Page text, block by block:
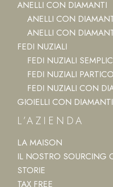
ANELLI CON DIAMANTI
ANELLI CON
ANELLI CON
FEDI NUZIALI
FEDI NUZIALI
FEDI NUZIALI
FEDI NUZIALI CON
GIOIELLI CON DIAMANTI
L’AZIENDA
LA MAISON
IL NOSTRO SOURCING
STORIE
TAX FREE